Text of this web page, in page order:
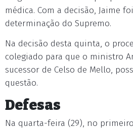
médica. Com a decisão, Jaime
determinação do Supremo.
Na decisão desta quinta, o
colegiado para que o ministro
sucessor de Celso de Mello,
questão.
Defesas
Na quarta-feira (29), no